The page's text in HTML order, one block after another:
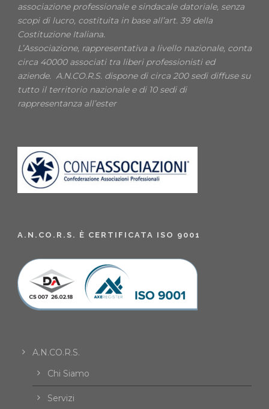
associazione professionale e sindacale datoriale, senza
scopi di lucro, costituita in base all’art. 39 della
Costituzione Italiana.
L’Associazione, rappresentativa a livello nazionale, conta
circa 40000 associati tra liberi professionisti ed
aziende. A.N.CO.R.S. dispone di circa 200 sedi diffuse su
tutto il territorio nazionale e di 10 sedi di
rappresentanza all’ester
A.N.CO.R.S. È CERTIFICATA ISO 9001
A.N.CO.R.S.
Chi Siamo
Servizi